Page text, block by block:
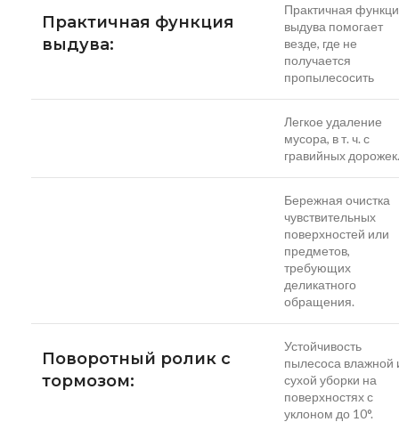
Практичная функция
выдува:
Практичная
выдува помогает
везде, где не
получается
пропылесосить
Легкое удаление
мусора, в т. ч. с
гравийных дорожек.
Бережная очистка
чувствительных
поверхностей или
предметов,
требующих
деликатного
обращения.
Поворотный ролик с
тормозом:
Устойчивость
пылесоса влажной
сухой уборки на
поверхностях с
уклоном до 10°.